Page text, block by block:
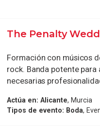
The Penalty
Formación con músicos
rock. Banda potente para
necesarias
Actúa en: Alicante, Murcia
Tipos de evento: Boda,